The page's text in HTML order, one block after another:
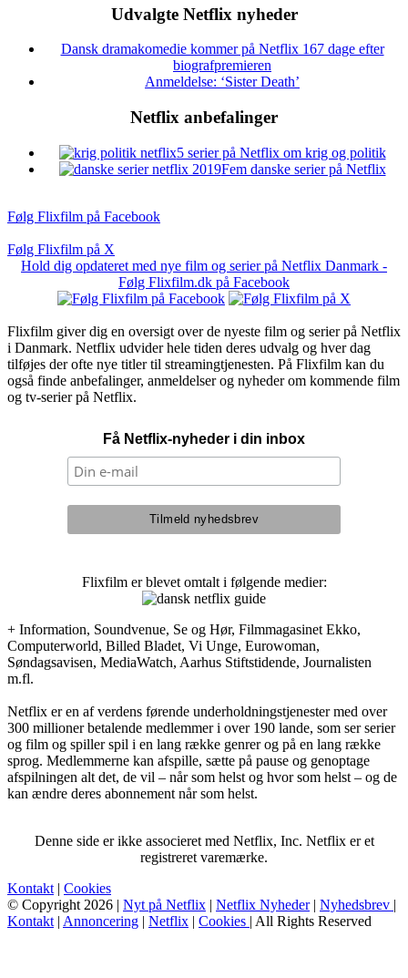
Udvalgte Netflix nyheder
Dansk dramakomedie kommer på Netflix 167 dage efter
biografpremieren
Anmeldelse: ‘Sister Death’
Netflix anbefalinger
5 serier på Netflix om krig og politik
Fem danske serier på Netflix
Følg Flixfilm på Facebook
Følg Flixfilm på X
Hold dig opdateret med nye film og serier på Netflix Danmark -
Følg Flixfilm.dk på Facebook
Flixfilm giver dig en oversigt over de nyeste film og serier på Netflix
i Danmark. Netflix udvider hele tiden deres udvalg og hver dag
tilføjes der ofte nye titler til streamingtjenesten. På Flixfilm kan du
også finde anbefalinger, anmeldelser og nyheder om kommende film
og tv-serier på Netflix.
Få Netflix-nyheder i din inbox
Flixfilm er blevet omtalt i følgende medier:
+ Information, Soundvenue, Se og Hør, Filmmagasinet Ekko,
Computerworld, Billed Bladet, Vi Unge, Eurowoman,
Søndagsavisen, MediaWatch, Aarhus Stiftstidende, Journalisten
m.fl.
Netflix er en af verdens førende underholdningstjenester med over
300 millioner betalende medlemmer i over 190 lande, som ser serier
og film og spiller spil i en lang række genrer og på en lang række
sprog. Medlemmerne kan afspille, sætte på pause og genoptage
afspilningen alt det, de vil – når som helst og hvor som helst – og de
kan ændre deres abonnement når som helst.
Denne side er ikke associeret med Netflix, Inc. Netflix er et
registreret varemærke.
Kontakt | Cookies
© Copyright 2026 | Nyt på Netflix | Netflix Nyheder| Nyhedsbrev |
Kontakt | Annoncering | Netflix | Cookies | All Rights Reserved